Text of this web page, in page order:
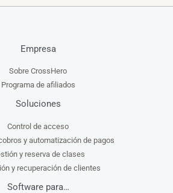
Empresa
Sobre CrossHero
Programa de afiliados
Soluciones
Control de acceso
y automatización de pagos
y reserva de clases
y recuperación de clientes
Software para…